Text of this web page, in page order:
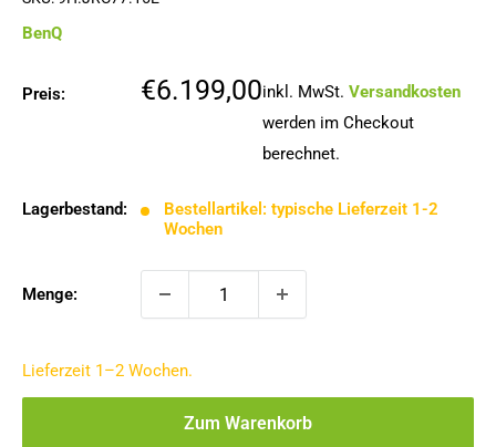
BenQ
Preis: Sonderpreis
€6.199,00inkl. MwSt. Versandkosten
werden im Checkout
berechnet.
Lagerbestand:
Bestellartikel: typische Lieferzeit 1-2
Wochen
Menge:
Lieferzeit 1–2 Wochen.
Zum Warenkorb